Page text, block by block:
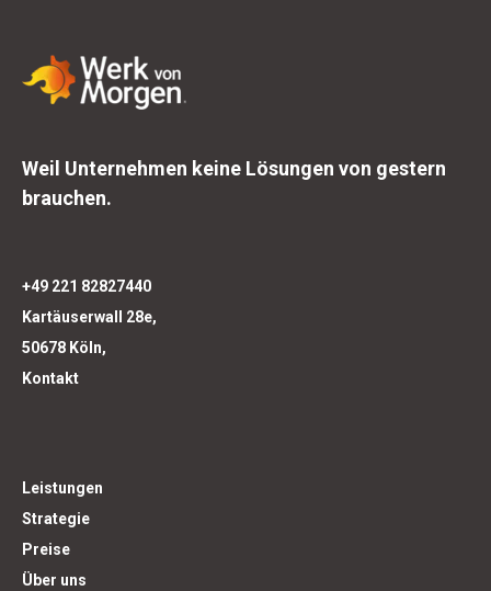
Weil Unternehmen keine Lösungen von gestern
brauchen.
+49 221 82827440
Kartäuserwall 28e,
50678 Köln,
Kontakt
Leistungen
Strategie
Preise
Über uns